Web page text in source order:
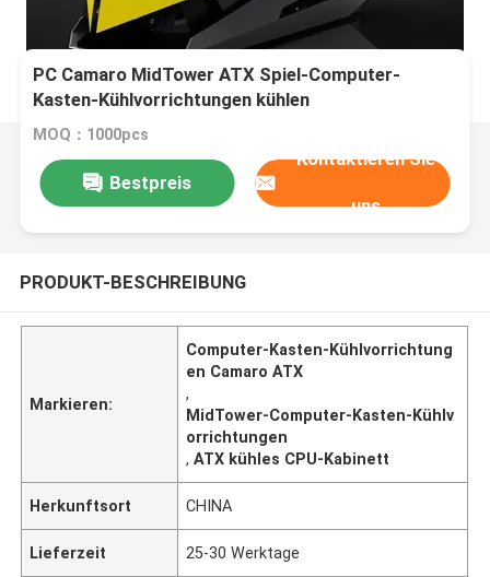
PC Camaro MidTower ATX Spiel-Computer-
Kasten-Kühlvorrichtungen kühlen
Input-/Outputplatte CPU-Kabinett USB-3,0 ab
MOQ：1000pcs
Bestpreis
Kontaktieren Sie
uns
PRODUKT-BESCHREIBUNG
Markieren:
Computer-Kasten-Kühlvorrichtung
en Camaro ATX
,
MidTower-Computer-Kasten-Kühlv
orrichtungen
,ATX kühles CPU-Kabinett
Herkunftsort CHINA
Lieferzeit 25-30 Werktage